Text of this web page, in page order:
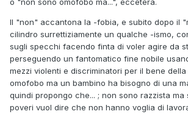
o "non sono omofobo ma...", eccetera.
Il "non" accantona la -fobia, e subito dopo il
cilindro surrettiziamente un qualche -ismo,
sugli specchi facendo finta di voler agire da
perseguendo un fantomatico fine nobile
mezzi violenti e discriminatori per il bene
omofobo ma un bambino ha bisogno di una
quindi propongo che... ; non sono razzista ma
poveri vuol dire che non hanno voglia di